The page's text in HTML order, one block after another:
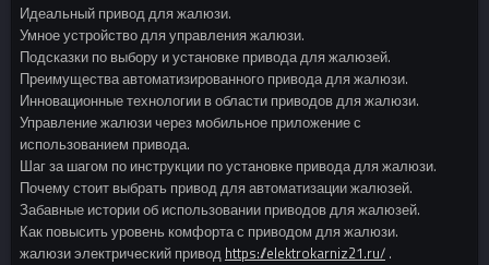
Идеальный привод для жалюзи.
Умное устройство для управления жалюзи.
Подсказки по выбору и установке привода для жалюзей.
Преимущества автоматизированного привода для жалюзи.
Инновационные технологии в области приводов для жалюзи.
Управление жалюзи через мобильное приложение с
использованием привода.
Шаг за шагом по инструкции по установке привода для жалюзи.
Почему стоит выбрать привод для автоматизации жалюзей.
Забавные истории об использовании приводов для жалюзей.
Как повысить уровень комфорта с приводом для жалюзи.
жалюзи электрический привод https://elektrokarniz21.ru/ .